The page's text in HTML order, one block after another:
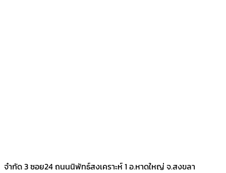
จำกัด 3 ซอย24 ถนนนิพัทธ์สงเคราะห์ 1 อ.หาดใหญ่ จ.สงขลา